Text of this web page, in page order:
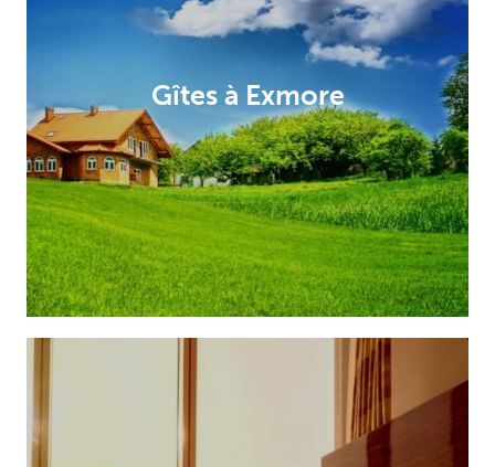
Gîtes à Exmore